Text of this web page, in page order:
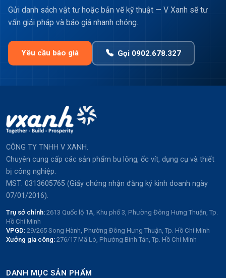
Gửi danh sách vật tư hoặc bản vẽ kỹ thuật — V Xanh sẽ tư
vấn giải pháp và báo giá nhanh chóng.
Yêu cầu báo giá Gọi 0902.678.327
CÔNG TY TNHH V XANH.
Chuyên cung cấp các sản phẩm bu lông, ốc vít, dụng cụ và thiết
bị công nghiệp.
MST: 0313605765 (Giấy chứng nhận đăng ký kinh doanh ngày
07/01/2016).
Trụ sở chính: 2613 Quốc lộ 1A, Khu phố 3, Phường Đông Hưng Thuận, Tp.
Hồ Chí Minh
VPGD: 29/265 Song Hành, Phường Đông Hưng Thuận, Tp. Hồ Chí Minh
Xưởng gia công: 276/17 Mã Lò, Phường Bình Tân, Tp. Hồ Chí Minh
DANH MỤC SẢN PHẨM